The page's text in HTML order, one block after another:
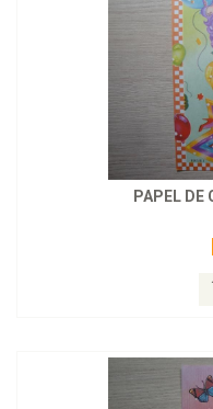
PAPEL DE